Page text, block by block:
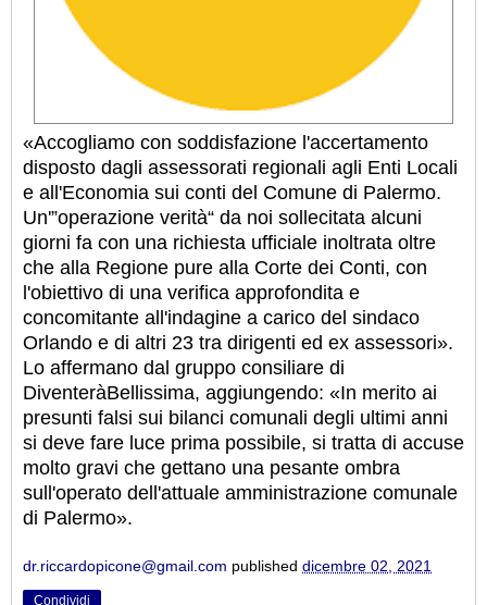
«Accogliamo con soddisfazione l'accertamento
disposto dagli assessorati regionali agli Enti Locali
e all'Economia sui conti del Comune di Palermo.
Un'”operazione verità“ da noi sollecitata alcuni
giorni fa con una richiesta ufficiale inoltrata oltre
che alla Regione pure alla Corte dei Conti, con
l'obiettivo di una verifica approfondita e
concomitante all'indagine a carico del sindaco
Orlando e di altri 23 tra dirigenti ed ex assessori».
Lo affermano dal gruppo consiliare di
DiventeràBellissima, aggiungendo: «In merito ai
presunti falsi sui bilanci comunali degli ultimi anni
si deve fare luce prima possibile, si tratta di accuse
molto gravi che gettano una pesante ombra
sull'operato dell'attuale amministrazione comunale
di Palermo».
dr.riccardopicone@gmail.com published dicembre 02, 2021
Condividi